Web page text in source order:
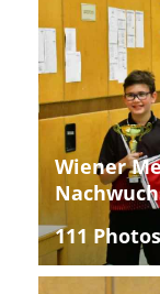
Wiener
111 Photos